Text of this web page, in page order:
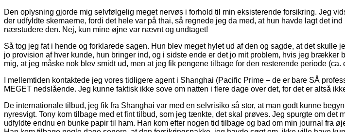
Den oplysning gjorde mig selvfølgelig meget nervøs i forhold til min eksisterende forsikring. Jeg
der udfyldte skemaerne, fordi det hele var på thai, så regnede jeg da med, at hun havde lagt det
nærstudere den. Nej, kun mine øjne var nævnt og undtaget!
Så tog jeg fat i hende og forklarede sagen. Hun blev meget hylet ud af den og sagde, at det skulle
jo provision af hver kunde, hun bringer ind, og i sidste ende er det jo mit problem, hvis jeg
mig, at jeg måske nok blev smidt ud, men at jeg fik pengene tilbage for den resterende periode (ca.
I mellemtiden kontaktede jeg vores tidligere agent i Shanghai (Pacific Prime – de er bare SÅ
MEGET nedslående. Jeg kunne faktisk ikke sove om natten i flere dage over det, for det er altså
De internationale tilbud, jeg fik fra Shanghai var med en selvrisiko så stor, at man godt kunne
nyresvigt. Tony kom tilbage med et fint tilbud, som jeg tænkte, det skal prøves. Jeg spurgte om
udfyldte endnu en bunke papir til ham. Han kom efter nogen tid tilbage og bad om min journal fra